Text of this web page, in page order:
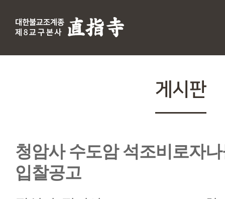
게시판
청암사 수도암 석조비로자
입찰공고